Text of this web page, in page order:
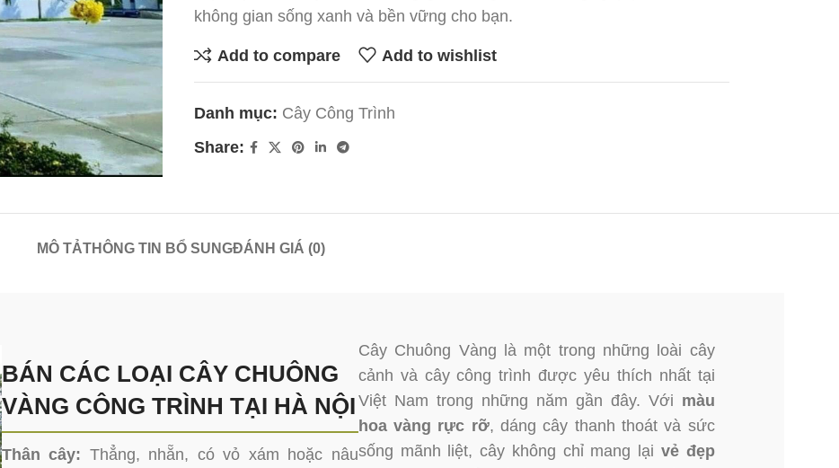
không gian sống xanh và bền vững cho bạn.
Add to compare Add to wishlist
Danh mục: Cây Công Trình
Share:
MÔ TẢTHÔNG TIN BỔ SUNGĐÁNH GIÁ (0)
BÁN CÁC LOẠI CÂY CHUÔNG
VÀNG CÔNG TRÌNH TẠI HÀ NỘI
Thân cây: Thẳng, nhẵn, có vỏ xám hoặc nâu
Cây Chuông Vàng là một trong những loài cây
cảnh và cây công trình được yêu thích nhất tại
Việt Nam trong những năm gần đây. Với màu
hoa vàng rực rỡ, dáng cây thanh thoát và sức
sống mãnh liệt, cây không chỉ mang lại vẻ đẹp